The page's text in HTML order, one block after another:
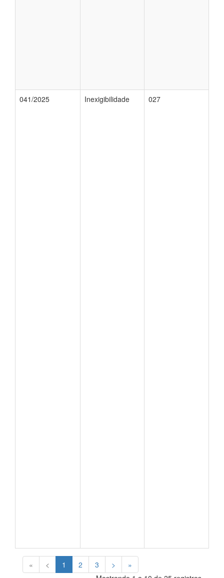
041/2025 Inexigibilidade 027
« < 1 2 3 >
»